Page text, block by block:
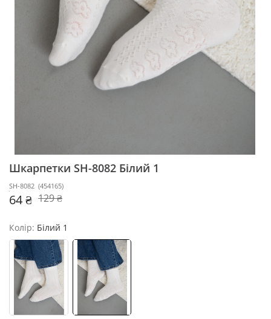
Шкарпетки SH-8082 Білий 1
SH-8082 (454165)
64 ₴ 129 ₴
Колір: Білий 1